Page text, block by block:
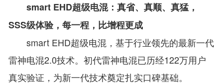
smart EHD超级电混：真省、真顺、真猛，
SSS级体验，每一程，比增程更成
smart EHD超级电混，基于行业领先的最新一代
雷神电混2.0技术。初代雷神电混已历经122万用户
真实验证，为新一代技术奠定扎实口碑基础。